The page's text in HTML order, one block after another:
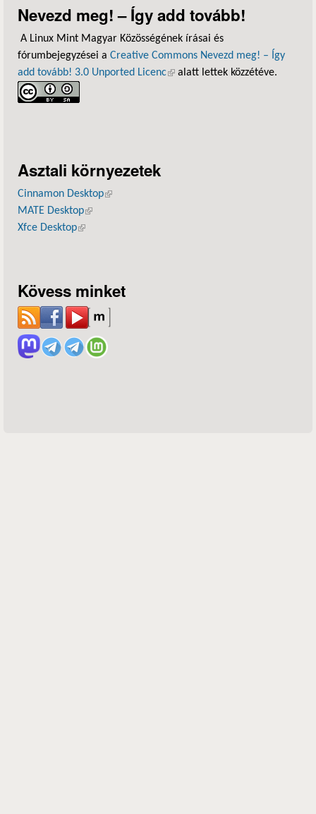
Nevezd meg! – Így add tovább!
A Linux Mint Magyar Közösségének írásai és
fórumbejegyzései a Creative Commons Nevezd meg! – Így
add tovább! 3.0 Unported Licenc(külső hivatkozás)
alatt lettek közzétéve.
Asztali környezetek
Cinnamon Desktop(külső hivatkozás)
MATE Desktop(külső hivatkozás)
Xfce Desktop(külső hivatkozás)
Kövess minket